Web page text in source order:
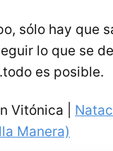
sólo hay que
lo que se
es posible.
Vitónica |
Manera)